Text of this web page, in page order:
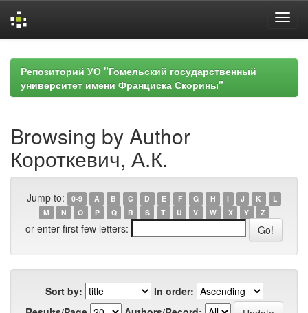
navigationРепозиторий УО "Гомельский государственный
университет имени Франциска Скорины"
Browsing by Author
Короткевич, А.К.
Jump to: 0-9 A B C D E F G H I J K
L
M
N O P Q R S T U V W X Y Z
or enter first few letters:
Sort by:
In order: